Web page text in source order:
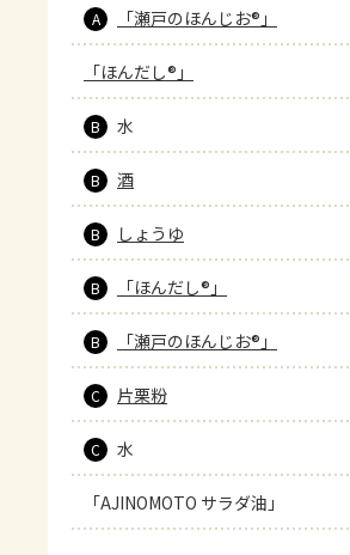
A 「瀬戸のほんじお®」
「ほんだし®」
B 水
B 酒
B しょうゆ
B 「ほんだし®」
B 「瀬戸のほんじお®」
C 片栗粉
C 水
「AJINOMOTO サラダ油」